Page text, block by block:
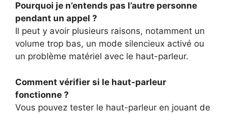
Pourquoi je n’entends pas l’autre personne
pendant un appel ?
Il peut y avoir plusieurs raisons, notamment un
volume trop bas, un mode silencieux activé ou
un problème matériel avec le haut-parleur.
Comment vérifier si le haut-parleur
fonctionne ?
Vous pouvez tester le haut-parleur en jouant de